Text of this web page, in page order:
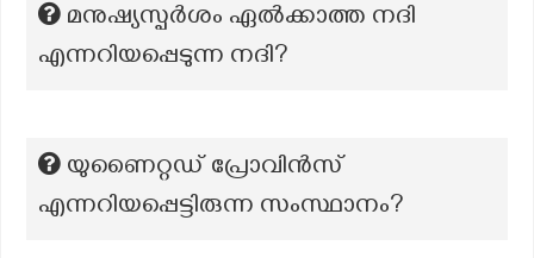
മനുഷ്യസ്പര്‍ശം ഏല്‍ക്കാത്ത നദി
എന്നറിയപ്പെടുന്ന നദി?
യുണൈറ്റഡ് പ്രോവിൻസ്
എന്നറിയപ്പെട്ടിരുന്ന സംസ്ഥാനം?